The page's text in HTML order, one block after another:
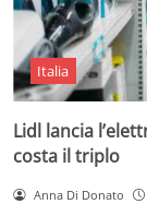
Italia
Lidl lancia
costa il triplo
Anna Di Donato